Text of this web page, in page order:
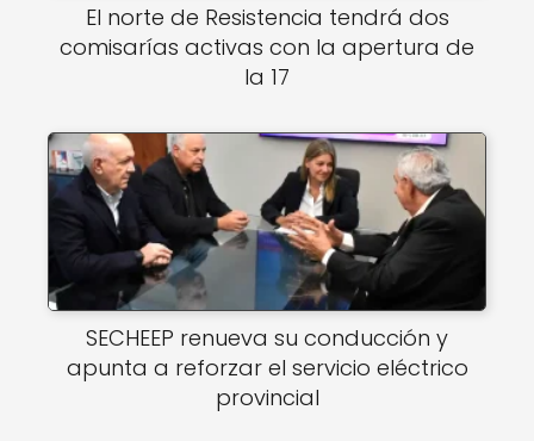
El norte de Resistencia tendrá dos
comisarías activas con la apertura de
la 17
SECHEEP renueva su conducción y
apunta a reforzar el servicio eléctrico
provincial